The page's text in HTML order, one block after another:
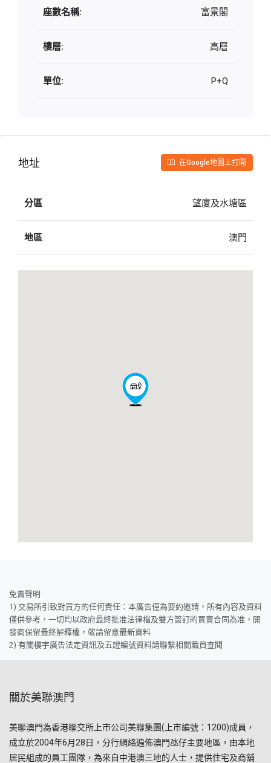
座數名稱: 富景閣
樓層: 高層
單位: P+Q
地址 在Google地圖上打開
分區 望廈及水塘區
地區 澳門
免責聲明
1) 交易所引致對買方的任何責任：本廣告僅為要約邀請，所有內容及資料
僅供參考，一切均以政府最終批准法律檔及雙方簽訂的買賣合同為准，開
發商保留最終解釋權，敬請留意最新資料
2) 有關樓宇廣告法定資訊及五證編號資料請聯繫相關職員查閱
關於美聯澳門
美聯澳門為香港聯交所上市公司美聯集團(上市編號：1200)成員，
成立於2004年6月28日，分行網絡遍佈澳門氹仔主要地區，由本地
居民組成的員工團隊，為來自中港澳三地的人士，提供住宅及商舖